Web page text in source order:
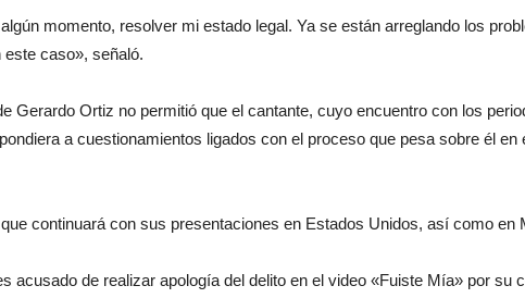
momento, resolver mi estado legal. Ya se están arreglando los
este caso», señaló.
Gerardo Ortiz no permitió que el cantante, cuyo encuentro con los
a cuestionamientos ligados con el proceso que pesa sobre él en
continuará con sus presentaciones en Estados Unidos, así como en
acusado de realizar apología del delito en el video «Fuiste Mía» por su